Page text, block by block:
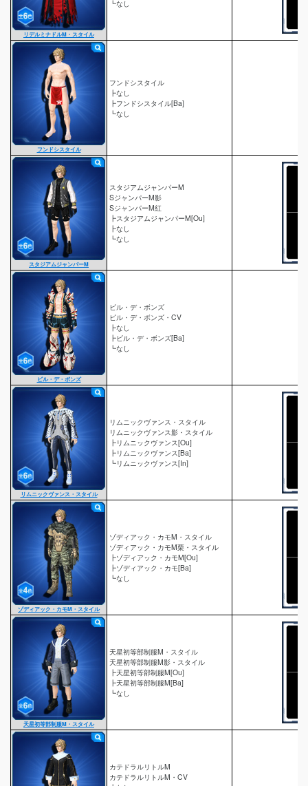
リデルミナドルM・スタイル
┗なし
フンドシスタイル
フンドシスタイル
┣なし
┣フンドシスタイル[Ba]
┗なし
スタジアムジャンパーM
スタジアムジャンパーM
SジャンパーM影
SジャンパーM紅
┣スタジアムジャンパーM[Ou]
┣なし
┗なし
ビル・デ・ボンズ
ビル・デ・ボンズ
ビル・デ・ボンズ・CV
┣なし
┣ビル・デ・ボンズ[Ba]
┗なし
リムニックヴァンス・スタイル
リムニックヴァンス・スタイル
リムニックヴァンス影・スタイル
┣リムニックヴァンス[Ou]
┣リムニックヴァンス[Ba]
┗リムニックヴァンス[In]
ゾディアック・カモM・スタイル
ゾディアック・カモM・スタイル
ゾディアック・カモM栗・スタイル
┣ゾディアック・カモM[Ou]
┣ゾディアック・カモ[Ba]
┗なし
天星初等部制服M・スタイル
天星初等部制服M・スタイル
天星初等部制服M影・スタイル
┣天星初等部制服M[Ou]
┣天星初等部制服M[Ba]
┗なし
カテドラルリトルM
カテドラルリトルM・CV